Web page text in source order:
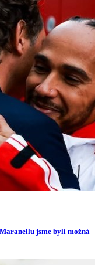
jsme byli možná